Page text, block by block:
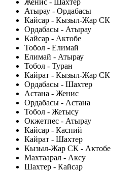
Женис - Шахтер
Атырау - Ордабасы
Кайсар - Кызыл-Жар СК
Ордабасы - Атырау
Кайсар - Актобе
Тобол - Елимай
Елимай - Атырау
Тобол - Туран
Кайрат - Кызыл-Жар СК
Ордабасы - Шахтер
Астана - Женис
Ордабасы - Астана
Тобол - Жетысу
Окжетпес - Атырау
Кайсар - Каспий
Кайрат - Шахтер
Кызыл-Жар СК - Актобе
Махтаарал - Аксу
Шахтер - Кайсар